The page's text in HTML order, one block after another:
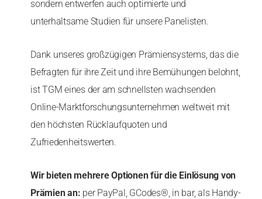
sondern entwerfen auch optimierte und
unterhaltsame Studien für unsere Panelisten.
Dank unseres großzügigen Prämiensystems, das die
Befragten für ihre Zeit und ihre Bemühungen belohnt,
ist TGM eines der am schnellsten wachsenden
Online-Marktforschungsunternehmen weltweit mit
den höchsten Rücklaufquoten und
Zufriedenheitswerten.
Wir bieten mehrere Optionen für die Einlösung von
Prämien an: per PayPal, GCodes®, in bar, als Handy-